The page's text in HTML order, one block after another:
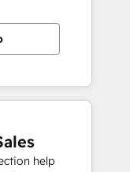
help